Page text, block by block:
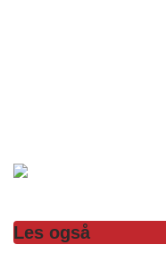
Les også